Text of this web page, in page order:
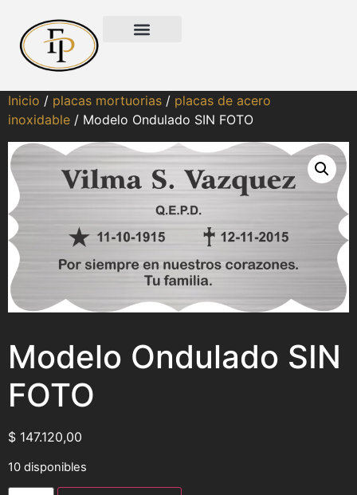
Inicio / placas mortuorias / placas de acero
inoxidable / Modelo Ondulado SIN FOTO
Modelo Ondulado SIN
FOTO
$ 147.120,00
10 disponibles